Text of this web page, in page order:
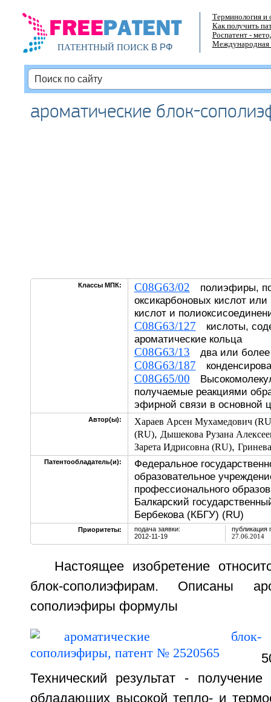
ПАТЕНТНЫЙ ПОИСКВ РФ
Терминология и
Как получить
Роспатент -
Международная
ароматические блок-
Классы МПК: C08G63/02 полиэфиры,
оксикарбоновых кислот
кислот и
C08G63/127 кислоты,
ароматические кольца
C08G63/13 два или более
C08G63/187
C08G65/00
получаемые реакциями
эфирной связи в основной
Автор(ы):
Хараев Арсен Мухамедович
(RU), Дышекова Рузана
Зарета Идрисовна (RU),
Патентообладатель(и):
Федеральное
образовательное
профессионального
Балкарский
Бербекова (КБГУ) (RU)
Приоритеты:
подача заявки:
2012-11-19
публикация
27.06.2014
Настоящее изобретение
блок-сополиэфирам. Описаны
сополиэфиры формулы
Технический результат - получение
обладающих высокой тепло- и